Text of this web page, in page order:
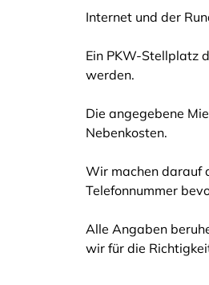
Internet und der
Ein PKW-Stellplatz
werden.
Die angegebene
Nebenkosten.
Wir machen darauf
Telefonnummer
Alle Angaben
wir für die